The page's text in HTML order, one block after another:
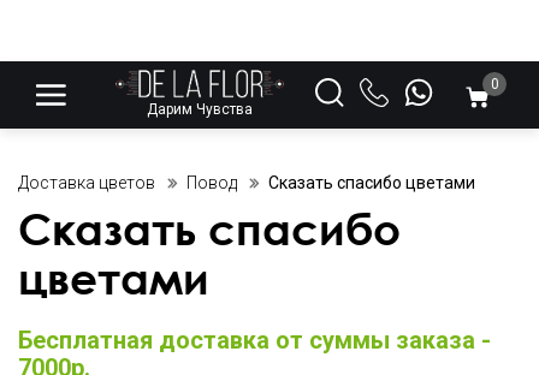
Дарим Чувства
0
Доставка цветов Повод Сказать спасибо цветами
Сказать спасибо
цветами
Бесплатная доставка от суммы заказа -
7000р.